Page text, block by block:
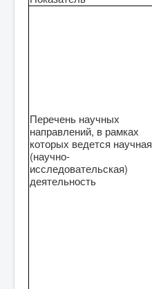
Перечень научных
направлений, в рамках
которых ведется научная
(научно-
исследовательская)
деятельность